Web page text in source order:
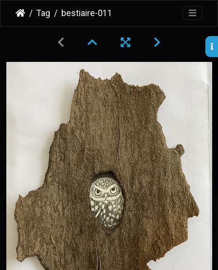
Tag bestiaire-011